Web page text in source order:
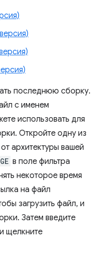
последнюю сборку.
с именем
использовать для
Откройте одну из
архитектуры вашей
в поле фильтра
некоторое время
на файл
загрузить файл, и
Затем введите
щелкните